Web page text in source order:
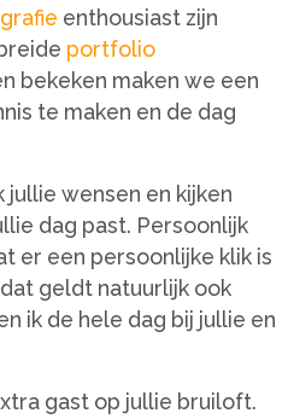
enthousiast zijn
portfolio
bekeken maken we een
te maken en de dag
wensen en kijken
dag past. Persoonlijk
er een persoonlijke klik is
geldt natuurlijk ook
ik de hele dag bij jullie en
gast op jullie bruiloft.